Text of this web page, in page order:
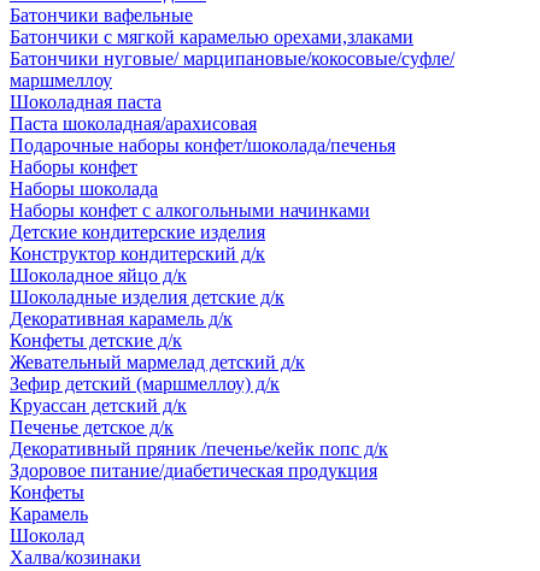
Батончики вафельные
Батончики с мягкой карамелью орехами,злаками
Батончики нуговые/ марципановые/кокосовые/суфле/
маршмеллоу
Шоколадная паста
Паста шоколадная/арахисовая
Подарочные наборы конфет/шоколада/печенья
Наборы конфет
Наборы шоколада
Наборы конфет с алкогольными начинками
Детские кондитерские изделия
Конструктор кондитерский д/к
Шоколадное яйцо д/к
Шоколадные изделия детские д/к
Декоративная карамель д/к
Конфеты детские д/к
Жевательный мармелад детский д/к
Зефир детский (маршмеллоу) д/к
Круассан детский д/к
Печенье детское д/к
Декоративный пряник /печенье/кейк попс д/к
Здоровое питание/диабетическая продукция
Конфеты
Карамель
Шоколад
Халва/козинаки